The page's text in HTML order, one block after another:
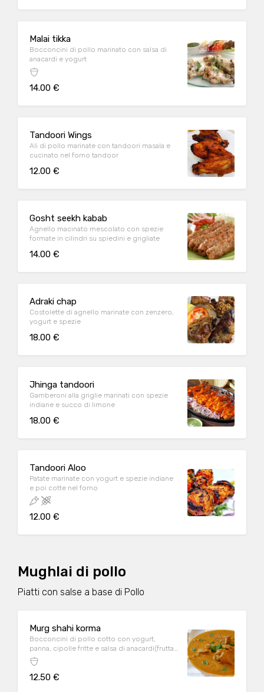
Malai tikka
Bocconcini di pollo marinato con salsa di
anacardi e yogurt
14.00 €
Tandoori Wings
Ali di pollo marinate con tandoori masala e
cucinato nel forno tandoor
12.00 €
Gosht seekh kabab
Agnello macinato mescolato con spezie
formate in cilindri su spiedini e grigliate
14.00 €
Adraki chap
Costolette di agnello marinate con zenzero,
yogurt e spezie
18.00 €
Jhinga tandoori
Gamberoni alla griglie marinati con spezie
indiane e succo di limone
18.00 €
Tandoori Aloo
Patate marinate con yogurt e spezie indiane
e poi cotte nel forno
12.00 €
Mughlai di pollo
Piatti con salse a base di Pollo
Murg shahi korma
Bocconcini di pollo cotto con yogurt,
panna, cipolle fritte e salsa di anacardi(frutta
secca)
12.50 €